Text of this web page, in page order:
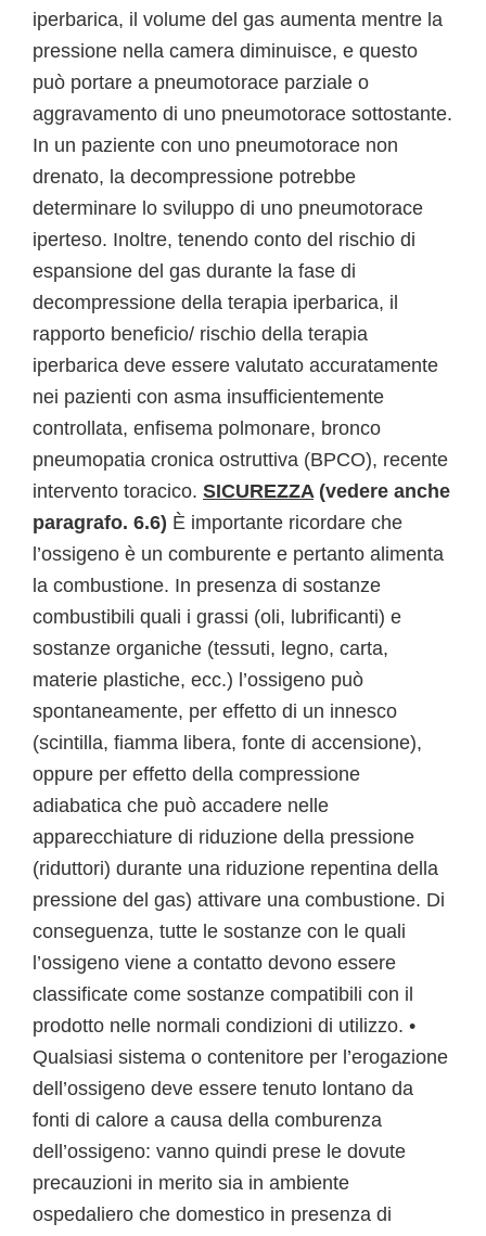
iperbarica, il volume del gas aumenta mentre la
pressione nella camera diminuisce, e questo
può portare a pneumotorace parziale o
aggravamento di uno pneumotorace sottostante.
In un paziente con uno pneumotorace non
drenato, la decompressione potrebbe
determinare lo sviluppo di uno pneumotorace
iperteso. Inoltre, tenendo conto del rischio di
espansione del gas durante la fase di
decompressione della terapia iperbarica, il
rapporto beneficio/ rischio della terapia
iperbarica deve essere valutato accuratamente
nei pazienti con asma insufficientemente
controllata, enfisema polmonare, bronco
pneumopatia cronica ostruttiva (BPCO), recente
intervento toracico. SICUREZZA(vedere anche
paragrafo. 6.6) È importante ricordare che
l’ossigeno è un comburente e pertanto alimenta
la combustione. In presenza di sostanze
combustibili quali i grassi (oli, lubrificanti) e
sostanze organiche (tessuti, legno, carta,
materie plastiche, ecc.) l’ossigeno può
spontaneamente, per effetto di un innesco
(scintilla, fiamma libera, fonte di accensione),
oppure per effetto della compressione
adiabatica che può accadere nelle
apparecchiature di riduzione della pressione
(riduttori) durante una riduzione repentina della
pressione del gas) attivare una combustione. Di
conseguenza, tutte le sostanze con le quali
l’ossigeno viene a contatto devono essere
classificate come sostanze compatibili con il
prodotto nelle normali condizioni di utilizzo. •
Qualsiasi sistema o contenitore per l’erogazione
dell’ossigeno deve essere tenuto lontano da
fonti di calore a causa della comburenza
dell’ossigeno: vanno quindi prese le dovute
precauzioni in merito sia in ambiente
ospedaliero che domestico in presenza di